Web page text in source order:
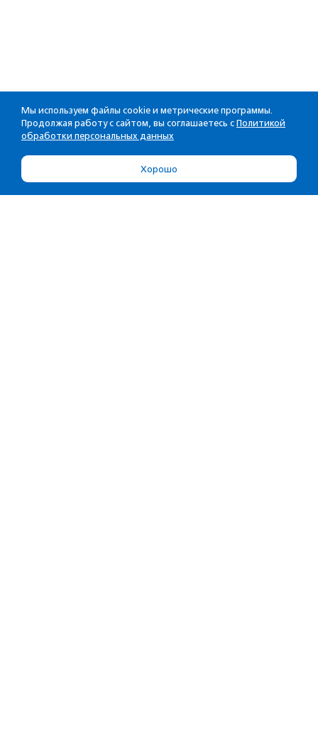
Мы используем файлы cookie и метрические программы.
Продолжая работу с сайтом, вы соглашаетесь с Политикой
обработки персональных данных
Хорошо